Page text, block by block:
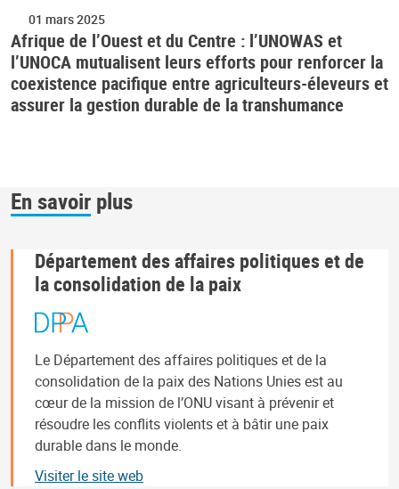
01 mars 2025
Afrique de l’Ouest et du Centre : l’UNOWAS et
l’UNOCA mutualisent leurs efforts pour renforcer la
coexistence pacifique entre agriculteurs-éleveurs et
assurer la gestion durable de la transhumance
En savoir plus
Département des affaires politiques et de
la consolidation de la paix
Le Département des affaires politiques et de la
consolidation de la paix des Nations Unies est au
cœur de la mission de l’ONU visant à prévenir et
résoudre les conflits violents et à bâtir une paix
durable dans le monde.
Visiter le site web